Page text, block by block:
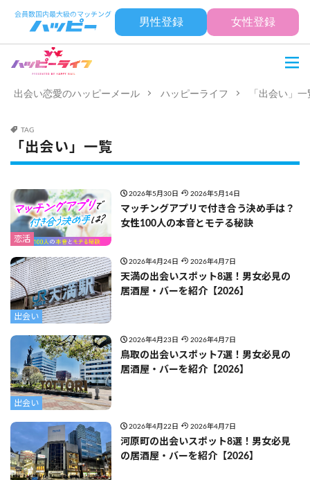
男性登録 女性登録
出会い恋愛のハッピーメール ハッピーライフ 「出会い」一
TAG
「出会い」一覧
恋活
2026年5月30日 2026年5月14日
マッチングアプリで付き合う決め手は？
女性100人の本音とモテる秘訣
出会い
2026年4月24日 2026年4月7日
天満の出会いスポット8選！男女必見の
居酒屋・バーを紹介【2026】
出会い
2026年4月23日 2026年4月7日
鳥取の出会いスポット7選！男女必見の
居酒屋・バーを紹介【2026】
2026年4月22日 2026年4月7日
河原町の出会いスポット8選！男女必見
の居酒屋・バーを紹介【2026】